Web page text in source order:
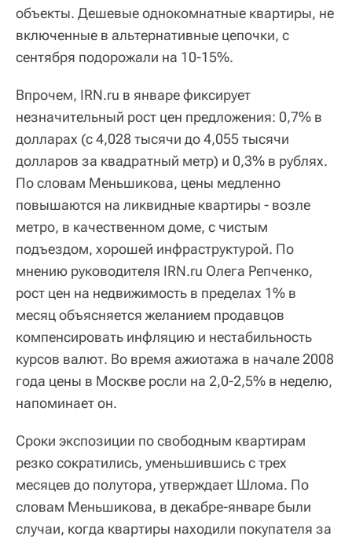
объекты. Дешевые однокомнатные квартиры, не
включенные в альтернативные цепочки, с
сентября подорожали на 10-15%.
Впрочем, IRN.ru в январе фиксирует
незначительный рост цен предложения: 0,7% в
долларах (с 4,028 тысячи до 4,055 тысячи
долларов за квадратный метр) и 0,3% в рублях.
По словам Меньшикова, цены медленно
повышаются на ликвидные квартиры - возле
метро, в качественном доме, с чистым
подъездом, хорошей инфраструктурой. По
мнению руководителя IRN.ru Олега Репченко,
рост цен на недвижимость в пределах 1% в
месяц объясняется желанием продавцов
компенсировать инфляцию и нестабильность
курсов валют. Во время ажиотажа в начале 2008
года цены в Москве росли на 2,0-2,5% в неделю,
напоминает он.
Сроки экспозиции по свободным квартирам
резко сократились, уменьшившись с трех
месяцев до полутора, утверждает Шлома. По
словам Меньшикова, в декабре-январе были
случаи, когда квартиры находили покупателя за